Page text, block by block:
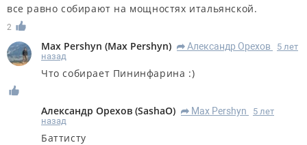
все равно собирают на мощностях итальянской.
2
Max Pershyn (Max Pershyn) R Александр Орехов
5 лет
назад
Что собирает Пининфарина :)
Александр Орехов (SashaO) R Max Pershyn
5 лет
назад
Баттисту